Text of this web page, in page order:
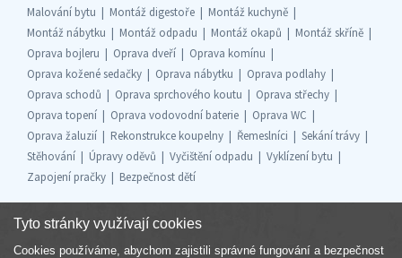
Malování bytu
Montáž digestoře
Montáž kuchyně
Montáž nábytku
Montáž odpadu Montáž okapů
Montáž skříně
Oprava bojleru
Oprava dveří
Oprava komínu
Oprava kožené sedačky
Oprava nábytku
Oprava podlahy
Oprava schodů
Oprava sprchového koutu
Oprava střechy
Oprava topení
Oprava vodovodní baterie
Oprava WC
Oprava žaluzií
Rekonstrukce koupelny Řemeslníci
Sekání trávy
Stěhování
Úpravy oděvů Vyčištění odpadu
Vyklízení bytu
Zapojení pračky
Bezpečnost dětí
Tyto stránky využívají cookies
Cookies používáme, abychom zajistili správné fungování a bezpečnost